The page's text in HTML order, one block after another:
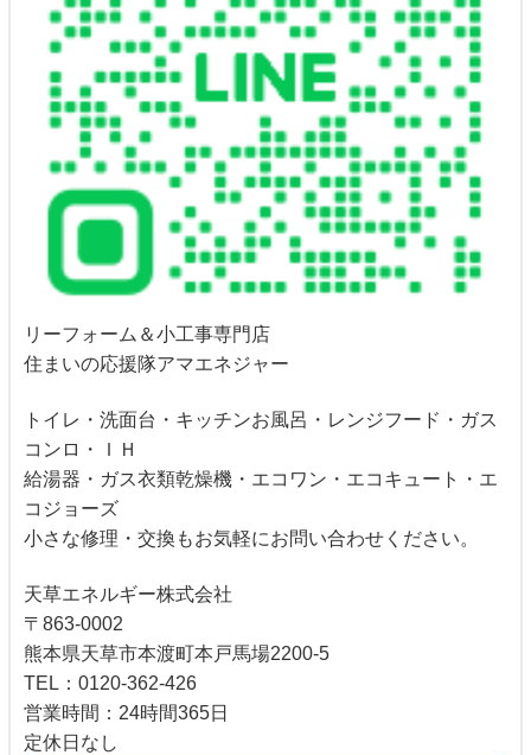
リーフォーム＆小工事専門店
住まいの応援隊アマエネジャー
トイレ・洗面台・キッチンお風呂・レンジフード・ガス
コンロ・ＩＨ
給湯器・ガス衣類乾燥機・エコワン・エコキュート・エ
コジョーズ
小さな修理・交換もお気軽にお問い合わせください。
天草エネルギー株式会社
〒863-0002
熊本県天草市本渡町本戸馬場2200-5
TEL：0120-362-426
営業時間：24時間365日
定休日なし